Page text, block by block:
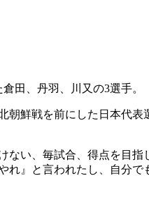
田、丹羽、川又の3選手。
朝鮮戦を前にした日本代表
ない、毎試合、得点を目
れ』と言われたし、自分